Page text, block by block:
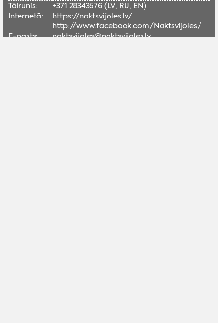
Tālrunis:
+371 28343576 (LV, RU, EN)
Internetā:
https://naktsvijoles.lv/
http://www.facebook.com/Naktsvijoles/
E-pasts:
naktsvijoles@naktsvijoles.lv ​